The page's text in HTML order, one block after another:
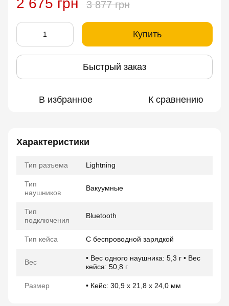
2 675 грн 3 877 грн
Купить
Быстрый заказ
В избранное К сравнению
Характеристики
Тип разъема Lightning
Тип
наушников
Вакуумные
Тип
подключения
Bluetooth
Тип кейса С беспроводной зарядкой
Вес
• Вес одного наушника: 5,3 г • Вес
кейса: 50,8 г
Размер • Кейс: 30,9 x 21,8 x 24,0 мм